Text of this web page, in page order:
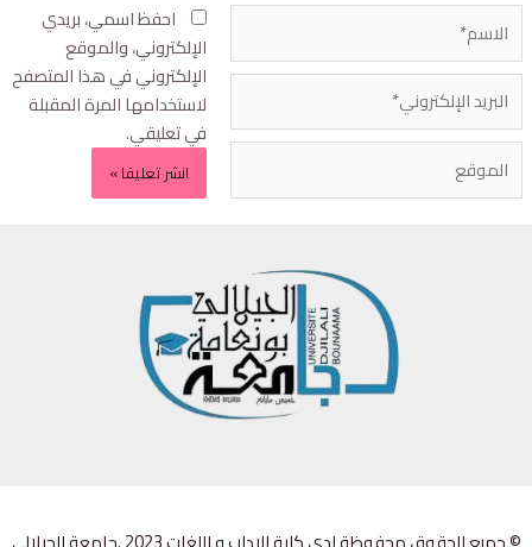
احفظ اسمي، بريدي
الإلكتروني، والموقع
الإلكتروني في هذا المتصفح
لاستخدامها المرة المقبلة
في تعليقي.